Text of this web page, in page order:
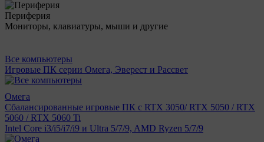
Периферия
Мониторы, клавиатуры, мыши и другие
Все компьютеры
Игровые ПК серии Омега, Эверест и Рассвет
Омега
Сбалансированные игровые ПК с RTX 3050/ RTX 5050 / RTX
5060 / RTX 5060 Ti
Intel Core i3/i5/i7/i9 и Ultra 5/7/9, AMD Ryzen 5/7/9